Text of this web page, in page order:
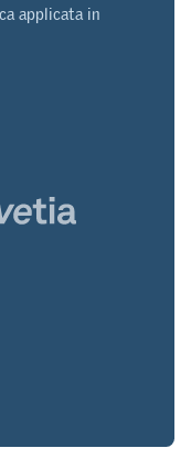
applicata in